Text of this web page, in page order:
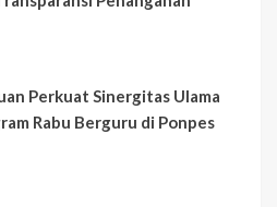
Perkuat Sinergitas Ulama
Rabu Berguru di Ponpes